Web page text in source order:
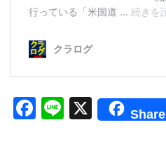
F
Li
X Share